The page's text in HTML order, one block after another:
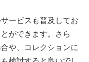
ービスも普及してお
ができます。さら
や、コレクションに